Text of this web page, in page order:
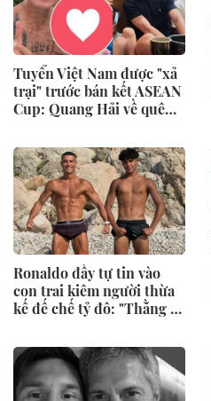
Tuyển Việt Nam được "xả
trại" trước bán kết ASEAN
Cup: Quang Hải về quê
Long có hẹn với Duy
Mạnh
Ronaldo đầy tự tin vào
con trai kiêm người thừa
kế đế chế tỷ đô: "Thằng bé